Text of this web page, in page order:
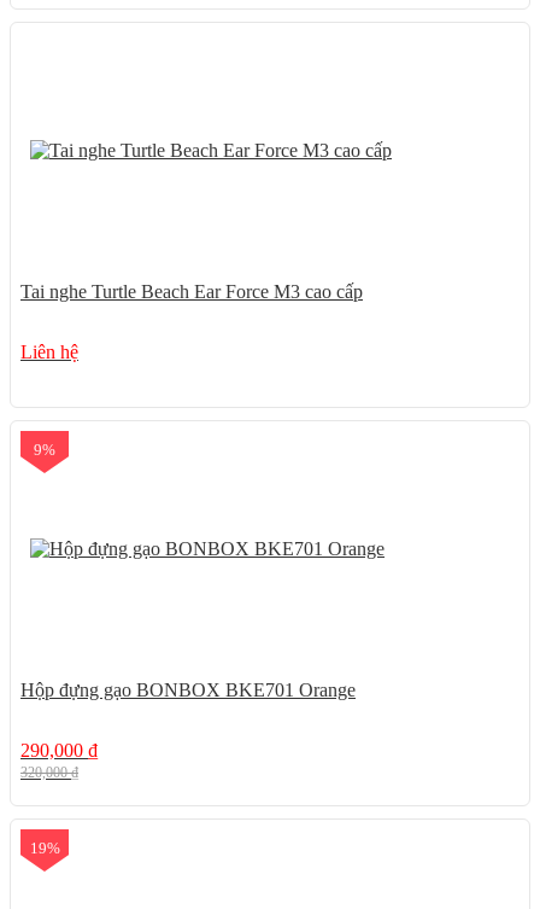
Tai nghe Turtle Beach Ear Force M3 cao cấp
Liên hệ
9%
Hộp đựng gạo BONBOX BKE701 Orange
290,000 ₫
320,000₫
19%